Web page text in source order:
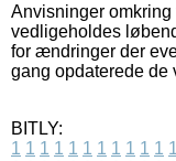
Anvisninger
vedligeholdes
for ændringer der
gang opdaterede de
BITLY:
1 1 1 1 1 1 1 1 1 1 1 1